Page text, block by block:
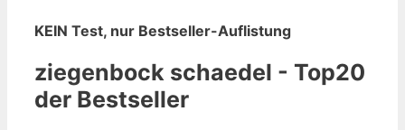
KEIN Test, nur Bestseller-Auflistung
ziegenbock schaedel - Top20
der Bestseller